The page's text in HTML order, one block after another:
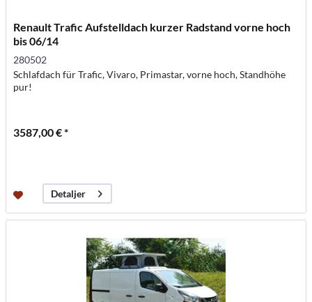
Renault Trafic Aufstelldach kurzer Radstand vorne hoch
bis 06/14
280502
Schlafdach für Trafic, Vivaro, Primastar, vorne hoch, Standhöhe
pur!
3587,00 € *
Detaljer